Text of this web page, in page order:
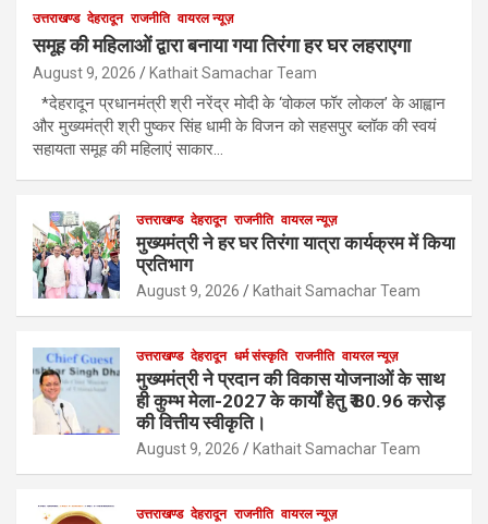
उत्तराखण्ड देहरादून राजनीति वायरल न्यूज़
समूह की महिलाओं द्वारा बनाया गया तिरंगा हर घर लहराएगा
August 9, 2026 Kathait Samachar Team
*देहरादून प्रधानमंत्री श्री नरेंद्र मोदी के ‘वोकल फॉर लोकल’ के आह्वान
और मुख्यमंत्री श्री पुष्कर सिंह धामी के विजन को सहसपुर ब्लॉक की स्वयं
सहायता समूह की महिलाएं साकार…
उत्तराखण्ड देहरादून राजनीति वायरल न्यूज़
मुख्यमंत्री ने हर घर तिरंगा यात्रा कार्यक्रम में किया
प्रतिभाग
August 9, 2026 Kathait Samachar Team
उत्तराखण्ड देहरादून धर्म संस्कृति राजनीति वायरल न्यूज़
मुख्यमंत्री ने प्रदान की विकास योजनाओं के साथ
ही कुम्भ मेला-2027 के कार्यों हेतु ₹ 80.96 करोड़
की वित्तीय स्वीकृति।
August 9, 2026 Kathait Samachar Team
उत्तराखण्ड देहरादून राजनीति वायरल न्यूज़